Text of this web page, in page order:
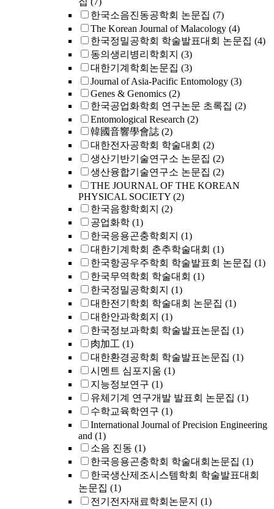
한국소음진동공학회 논문집 (7)
The Korean Journal of Malacology (4)
한국정밀공학회 학술발표대회 논문집 (4)
동의생리병리학회지 (3)
대한기계학회논문집 (3)
Journal of Asia-Pacific Entomology (3)
Genes & Genomics (2)
한국공업화학회 연구논문 초록집 (2)
Entomological Research (2)
韓國音響學會誌 (2)
대한전자공학회 학술대회 (2)
생산기반기술연구소 논문집 (2)
생산융합기술연구소 논문집 (2)
THE JOURNAL OF THE KOREAN
PHYSICAL SOCIETY (2)
한국음향학회지 (2)
공업화학 (1)
한국응용곤충학회지 (1)
대한기계학회 춘추학술대회 (1)
한국항공우주학회 학술발표회 논문집 (1)
한국무역학회 학술대회 (1)
한국정밀공학회지 (1)
대한전기학회 학술대회 논문집 (1)
대한안과학회지 (1)
한국정보과학회 학술발표논문집 (1)
肉加工 (1)
대한환경공학회 학술발표논문집 (1)
시멘트 심포지움 (1)
지능정보연구 (1)
유체기계 연구개발 발표회 논문집 (1)
수학교육학연구 (1)
International Journal of Precision Engineering
and (1)
소음 진동 (1)
한국응용곤충학회 학술대회논문집 (1)
한국생산제조시스템학회 학술발표대회
논문집 (1)
전기전자재료학회논문지 (1)